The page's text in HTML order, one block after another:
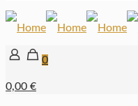
0
0,00 €